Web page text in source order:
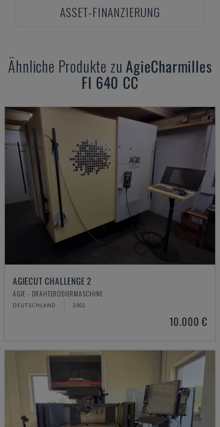
ASSET-FINANZIERUNG
Ähnliche Produkte zuAgieCharmilles
FI 640 CC
AGIECUT CHALLENGE 2
AGIE - DRAHTERODIERMASCHINE
DEUTSCHLAND 2002
10.000 €